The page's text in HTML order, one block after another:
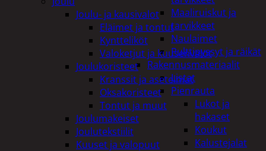
Maaliruiskut ja
tarvikkeet
Naulaimet
Pulttipyssyt ja räikät
Rakennusmateriaalit
Listat
Pienrauta
Lukot ja
hakaset
Koukut
Kalustejalat
Joulu- ja kausivalot
Eläimet ja tontut
Kyntteliköt
Valoketjut ja kuusenvalot
Joulukoristeet
Kranssit ja asetelmat
Oksakoristeet
Tontut ja muut
Joulumakeiset
Joulutekstiilit
Kuuset ja valopuut